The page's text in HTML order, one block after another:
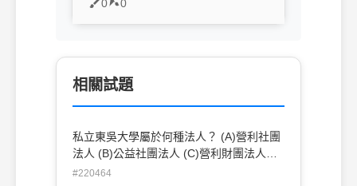
0 0
相關試題
私立東吳大學屬於何種法人？ (A)營利社團
法人 (B)公益社團法人 (C)營利財團法人
(D)公益財團法人
#220464